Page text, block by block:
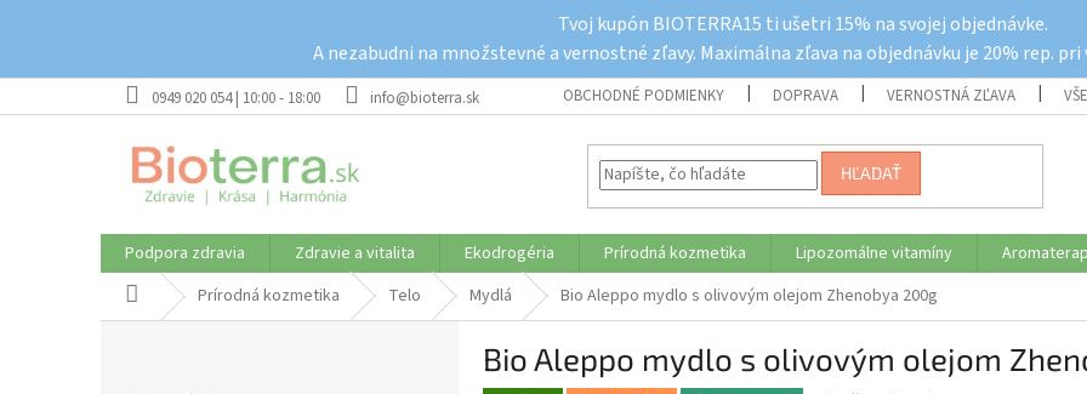
Tvoj kupón BIOTERRA15 ti ušetri 15% na svojej objednávke.
A nezabudni na množstevné a vernostné zľavy. Maximálna zľava na objednávku je 20% rep. pri
0949 020 054 | 10:00 - 18:00 info@bioterra.sk OBCHODNÉ PODMIENKY DOPRAVA VERNOSTNÁ ZĽAVA
HĽADAŤ
Podpora zdravia Zdravie a vitalita Ekodrogéria Prírodná kozmetika Lipozomálne vitamíny
DomovPrírodná kozmetika Telo Mydlá Bio Aleppo mydlo s olivovým olejom Zhenobya 200g
Bio Aleppo mydlo s olivovým olejom